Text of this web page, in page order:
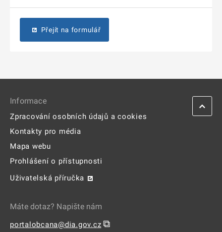
Přejít na formulář
Informace
Zpracování osobních údajů a cookies
Kontakty pro média
Mapa webu
Prohlášení o přístupnosti
Uživatelská příručka
Máte dotaz? Napište nám
portalobcana@dia.gov.cz ⧉